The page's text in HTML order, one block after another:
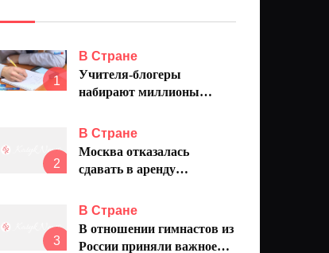
1
В Стране
Учителя-блогеры
набирают миллионы
меняют подход к обучению
2
В Стране
Москва отказалась
сдавать в аренду
3
В Стране
В отношении гимнастов из
России приняли важное